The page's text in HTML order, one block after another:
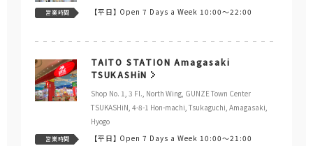
営業時間 【平日】 Open 7 Days a Week 10:00～22:00
TAITO STATION Amagasaki
TSUKASHiN
Shop No. 1, 3 Fl., North Wing, GUNZE Town Center
TSUKASHiN, 4-8-1 Hon-machi, Tsukaguchi, Amagasaki,
Hyogo
営業時間 【平日】 Open 7 Days a Week 10:00～21:00